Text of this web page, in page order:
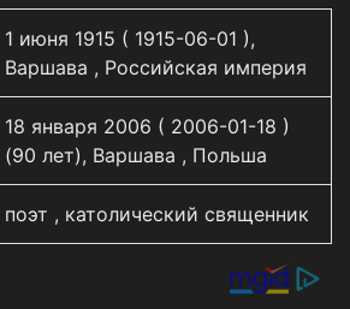
1 июня 1915 ( 1915-06-01 ),
Варшава , Российская империя
18 января 2006 ( 2006-01-18 )
(90 лет), Варшава , Польша
поэт , католический священник